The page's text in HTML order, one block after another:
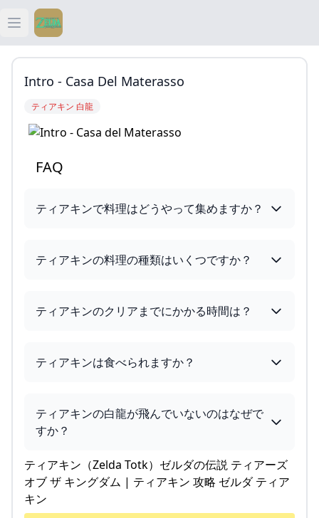
Open main menu
ティアキン
ティアキン 武器
Intro - Casa Del Materasso
ティアキン 白龍
FAQ
ティアキンで料理はどうやって集めますか？
ティアキンの料理の種類はいくつですか？
ティアキンのクリアまでにかかる時間は？
ティアキンは食べられますか？
ティアキンの白龍が飛んでいないのはなぜで
すか？
ティアキン（Zelda Totk）ゼルダの伝説 ティアーズ
オブ ザ キングダム | ティアキン 攻略 ゼルダ ティア
キン